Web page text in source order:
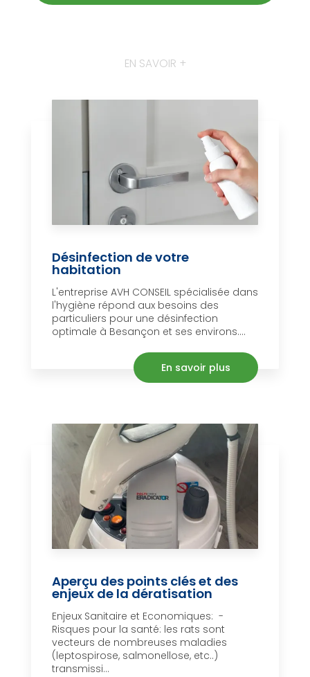
EN SAVOIR +
Désinfection de votre
habitation
L'entreprise AVH CONSEIL spécialisée dans
l'hygiène répond aux besoins des
particuliers pour une désinfection
optimale à Besançon et ses environs....
En savoir plus
Aperçu des points clés et des
enjeux de la dératisation
Enjeux Sanitaire et Economiques: -
Risques pour la santé: les rats sont
vecteurs de nombreuses maladies
(leptospirose, salmonellose, etc..)
transmissi...